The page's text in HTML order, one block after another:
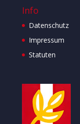
Info
Datenschutz
Impressum
Statuten